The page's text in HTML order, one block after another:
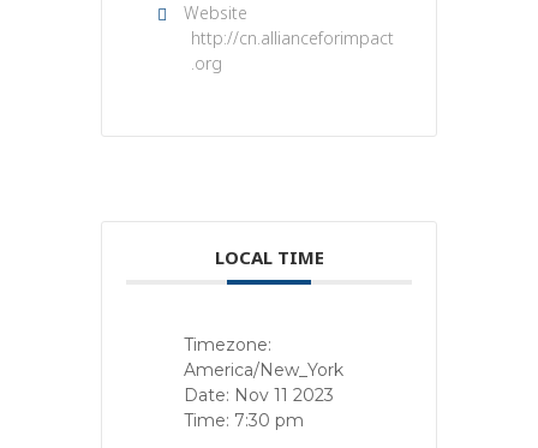
Website
http://cn.allianceforimpact
.org
LOCAL TIME
Timezone:
America/New_York
Date: Nov 11 2023
Time: 7:30 pm